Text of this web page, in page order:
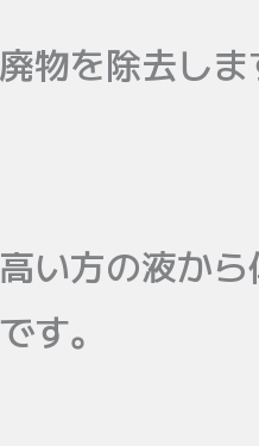
物を除去し
い方の液か
す。